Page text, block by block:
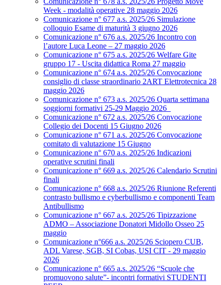
Week - modalità operative 28 maggio 2026
Comunicazione n° 677 a.s. 2025/26 Simulazione
colloquio Esame di maturità 3 giugno 2026
Comunicazione n° 676 a.s. 2025/26 Incontro con
l’autore Luca Leone – 27 maggio 2026
Comunicazione n° 675 a.s. 2025/26 Welfare Gite
gruppo 17 - Uscita didattica Roma 27 maggio
Comunicazione n° 674 a.s. 2025/26 Convocazione
consiglio di classe straordinario 2ART Elettrotecnica 28
maggio 2026
Comunicazione n° 673 a.s. 2025/26 Quarta settimana
soggiorni formativi 25-29 Maggio 2026
Comunicazione n° 672 a.s. 2025/26 Convocazione
Collegio dei Docenti 15 Giugno 2026
Comunicazione n° 671 a.s. 2025/26 Convocazione
comitato di valutazione 15 Giugno
Comunicazione n° 670 a.s. 2025/26 Indicazioni
operative scrutini finali
Comunicazione n° 669 a.s. 2025/26 Calendario Scrutini
finali
Comunicazione n° 668 a.s. 2025/26 Riunione Referenti
contrasto bullismo e cyberbullismo e componenti Team
Antibullismo
Comunicazione n° 667 a.s. 2025/26 Tipizzazione
ADMO – Associazione Donatori Midollo Osseo 25
maggio
Comunicazione n°666 a.s. 2025/26 Sciopero CUB,
ADL Varese, SGB, SI Cobas, USI CIT - 29 maggio
2026
Comunicazione n° 665 a.s. 2025/26 “Scuole che
promuovono salute”- incontri formativi STUDENTI